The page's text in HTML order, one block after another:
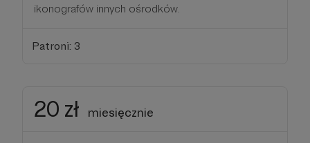
ikonografów innych ośrodków.
Patroni: 3
20 zł miesięcznie